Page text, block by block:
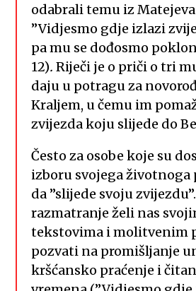
odabrali temu iz
”Vidjesmo gdje izlazi
pa mu se dođosmo
12).Riječi je o priči o tri
daju u potragu za
Kraljem, u čemu im
zvijezda koju slijede do
Često za osobe koje su
izboru svojega životnoga
da ”slijede svoju
razmatranje želi nas
tekstovima i molitvenim
pozvati na promišljanje
kršćansko praćenje i